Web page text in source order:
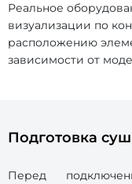
Реальное
визуализации по
расположению
зависимости от
Подготовка
Перед